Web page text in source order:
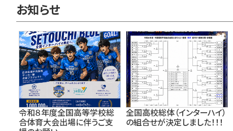
お知らせ
令和８年度全国高等学校総
合体育大会出場に伴うご支
全国高校総体（インターハイ）
の組合せが決定しました！！！